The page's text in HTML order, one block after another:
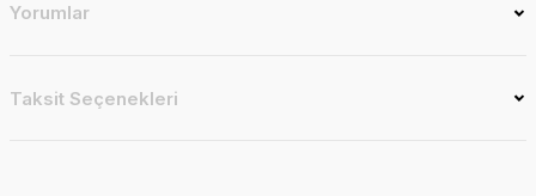
Yorumlar
Taksit Seçenekleri